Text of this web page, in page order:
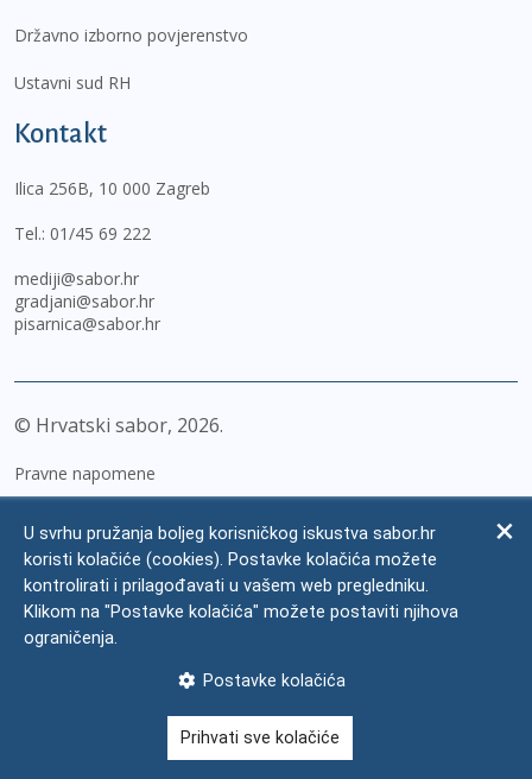
Državno izborno povjerenstvo
Ustavni sud RH
Kontakt
Ilica 256B, 10 000 Zagreb
Tel.: 01/45 69 222
mediji@sabor.hr
gradjani@sabor.hr
pisarnica@sabor.hr
© Hrvatski sabor, 2026
Pravne napomene
Zaštita osobnih podataka
Impressum
Česta pitanja
U svrhu pružanja boljeg korisničkog iskustva sabor.hr
koristi kolačiće (cookies). Postavke kolačića možete
kontrolirati i prilagođavati u vašem web pregledniku.
Klikom na "Postavke kolačića" možete postaviti njihova
ograničenja.
Postavke kolačića
Prihvati sve kolačiće